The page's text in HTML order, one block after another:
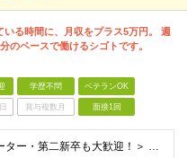
いる時間に、月収をプラス5万円。 週
のペースで働けるシゴトです。
学歴不問 ベテランOK
賞与複数月 面接1回
＜未経験・フリーター・第二新卒も大歓迎！＞ ※学歴不問 ★堅苦しい志望動機は必要なし！ ★コミュ力に自信がなくてもOK！ ★特別な資格や専門知識は必要ありません！ 【こんな想いをお持ちの方はぜひ